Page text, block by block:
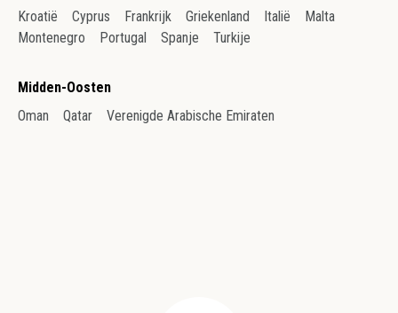
Kroatië
Cyprus Frankrijk Griekenland Italië
Malta
Montenegro
Portugal Spanje Turkije
Midden-Oosten
Oman
Qatar Verenigde Arabische Emiraten